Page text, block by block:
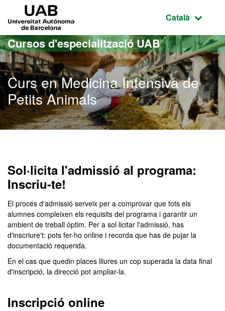
Ves al contingut principal
Ves a la navegació de la pàgina
Idioma
Català
Cursos d'especialització UAB
Curs en Medicina Intensiva de
Petits Animals
Sol·licita l'admissió al programa:
Inscriu-te!
El procés d'admissió serveix per a comprovar que tots els
alumnes compleixen els requisits del programa i garantir un
ambient de treball òptim. Per a sol·licitar l'admissió, has
d'inscriure't: pots fer-ho online i recorda que has de pujar la
documentació requerida.
En el cas que quedin places lliures un cop superada la data final
d'inscripció, la direcció pot ampliar-la.
Inscripció online